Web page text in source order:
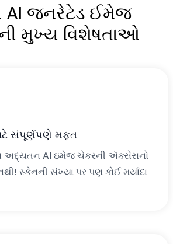
AI જનરેટેડ ઈમેજ
મુખ્ય વિશેષતાઓ
સંપૂર્ણપણે મફત
અદ્યતન AI ઇમેજ ચેકરની ઍક્સેસનો
સ્કેનની સંખ્યા પર પણ કોઈ મર્યાદા